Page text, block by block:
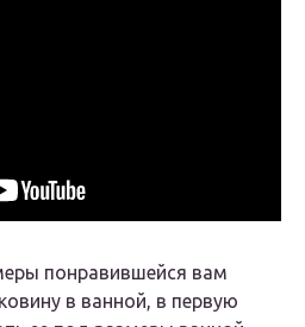
понравившейся вам
в ванной, в первую